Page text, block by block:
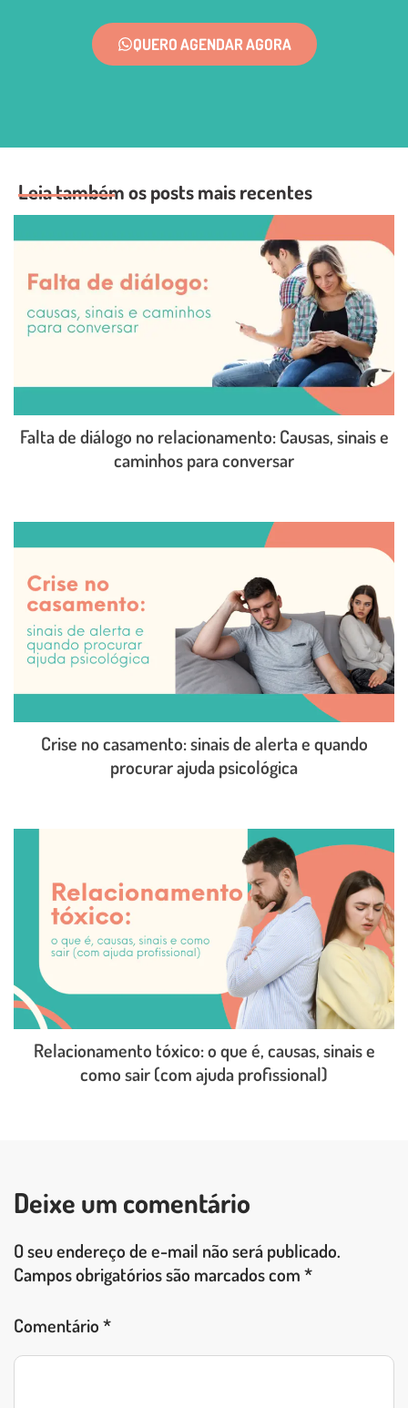
QUERO AGENDAR AGORA
Leia também os posts mais recentes
Falta de diálogo no relacionamento: Causas, sinais e
caminhos para conversar
Crise no casamento: sinais de alerta e quando
procurar ajuda psicológica
Relacionamento tóxico: o que é, causas, sinais e
como sair (com ajuda profissional)
Deixe um comentário
O seu endereço de e-mail não será publicado.
Campos obrigatórios são marcados com*
Comentário*